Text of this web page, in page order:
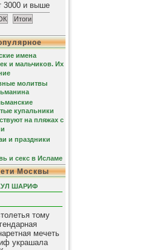
3000 и выше
имена
и мальчиков. Их
молитвы
купальники
на пляжах с
и праздники
и секс в Исламе
Москвы
ШАРИФ
тому
мечеть
украшала